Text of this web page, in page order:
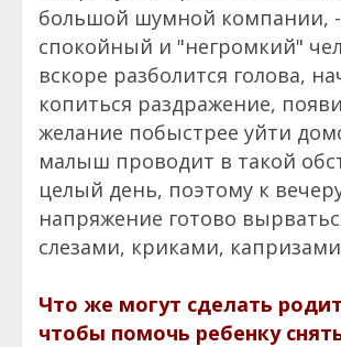
большой шумной компании,
спокойный и "негромкий"
вскоре разболится голова,
копиться раздражение,
желание побыстрее уйти
малыш проводит в такой
целый день, поэтому к
напряжение готово
слезами, криками,
Что же могут сделать
чтобы помочь ребенку